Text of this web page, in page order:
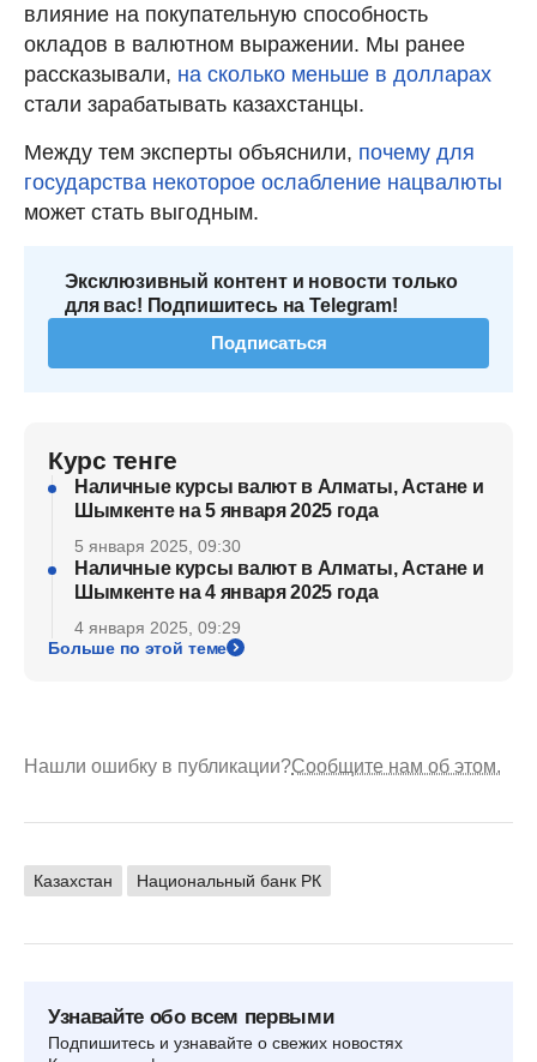
влияние на покупательную способность
окладов в валютном выражении. Мы ранее
рассказывали, на сколько меньше в долларах
стали зарабатывать казахстанцы.
Между тем эксперты объяснили, почему для
государства некоторое ослабление нацвалюты
может стать выгодным.
Эксклюзивный контент и новости только
для вас! Подпишитесь на Telegram!
Подписаться
Курс тенге
Наличные курсы валют в Алматы, Астане и
Шымкенте на 5 января 2025 года
5 января 2025, 09:30
Наличные курсы валют в Алматы, Астане и
Шымкенте на 4 января 2025 года
4 января 2025, 09:29
Больше по этой теме
Нашли ошибку в публикации?Сообщите нам об этом.
Казахстан Национальный банк РК
Узнавайте обо всем первыми
Подпишитесь и узнавайте о свежих новостях